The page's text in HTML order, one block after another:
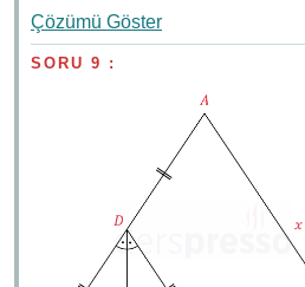
Çözümü Göster
SORU 9 :